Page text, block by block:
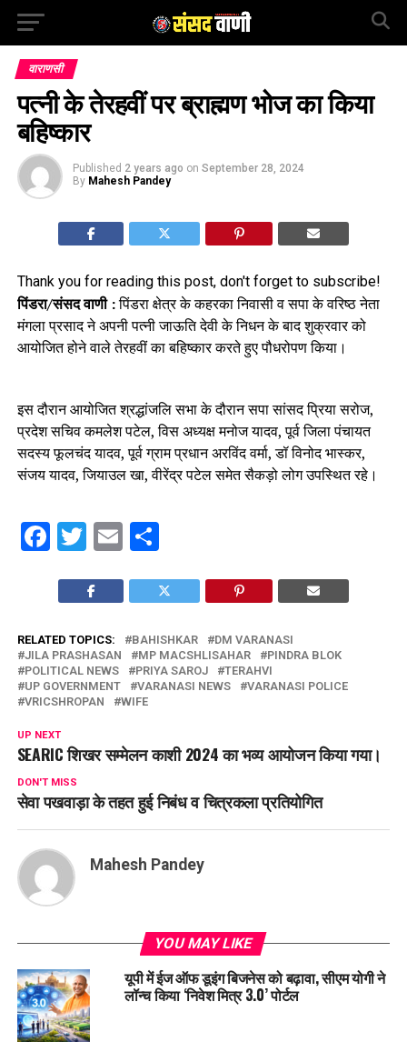
वाराणसी
पत्नी के तेरहवीं पर ब्राह्मण भोज का किया
बहिष्कार
Published 2 years ago on September 28, 2024
By Mahesh Pandey
Thank you for reading this post, don't forget to subscribe!
पिंडरा/संसद वाणी :पिंडरा क्षेत्र के कहरका निवासी व सपा के वरिष्ठ नेता
मंगला प्रसाद ने अपनी पत्नी जाऊति देवी के निधन के बाद शुक्रवार को
आयोजित होने वाले तेरहवीं का बहिष्कार करते हुए पौधरोपण किया।
इस दौरान आयोजित श्रद्धांजलि सभा के दौरान सपा सांसद प्रिया सरोज,
प्रदेश सचिव कमलेश पटेल, विस अध्यक्ष मनोज यादव, पूर्व जिला पंचायत
सदस्य फूलचंद यादव, पूर्व ग्राम प्रधान अरविंद वर्मा, डॉ विनोद भास्कर,
संजय यादव, जियाउल खा, वीरेंद्र पटेल समेत सैकड़ो लोग उपस्थित रहे।
Facebook
Twitter
EmailShare
RELATED TOPICS: BAHISHKAR
DM VARANASI
JILA PRASHASAN
MP MACSHLISAHAR
PINDRA BLOK
POLITICAL NEWS
PRIYA SAROJ
TERAHVI
UP GOVERNMENT
VARANASI NEWS
VARANASI POLICE
VRICSHROPAN
WIFE
UP NEXT
SEARIC शिखर सम्मेलन काशी 2024 का भव्य आयोजन किया गया।
DON'T MISS
सेवा पखवाड़ा के तहत हुई निबंध व चित्रकला प्रतियोगित
Mahesh Pandey
YOU MAY LIKE
यूपी में ईज ऑफ डूइंग बिजनेस को बढ़ावा, सीएम योगी ने
लॉन्च किया ‘निवेश मित्र 3.0’ पोर्टल